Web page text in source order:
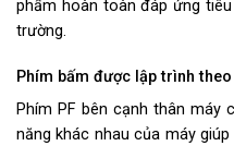
phẩm hoàn toàn đáp ứng
trường.
Phím bấm được lập trình
Phím PF bên cạnh thân
năng khác nhau của máy